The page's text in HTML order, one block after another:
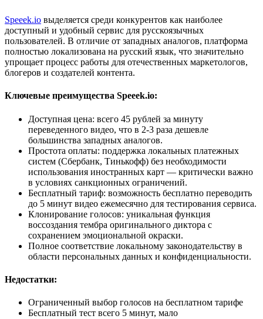
Speeek.io выделяется среди конкурентов как наиболее
доступный и удобный сервис для русскоязычных
пользователей. В отличие от западных аналогов, платформа
полностью локализована на русский язык, что значительно
упрощает процесс работы для отечественных маркетологов,
блогеров и создателей контента.
Ключевые преимущества Speeek.io:
Доступная цена: всего 45 рублей за минуту
переведенного видео, что в 2-3 раза дешевле
большинства западных аналогов.
Простота оплаты: поддержка локальных платежных
систем (Сбербанк, Тинькофф) без необходимости
использования иностранных карт — критически важно
в условиях санкционных ограничений.
Бесплатный тариф: возможность бесплатно переводить
до 5 минут видео ежемесячно для тестирования сервиса.
Клонирование голосов: уникальная функция
воссоздания тембра оригинального диктора с
сохранением эмоциональной окраски.
Полное соответствие локальному законодательству в
области персональных данных и конфиденциальности.
Недостатки:
Ограниченный выбор голосов на бесплатном тарифе
Бесплатный тест всего 5 минут, мало